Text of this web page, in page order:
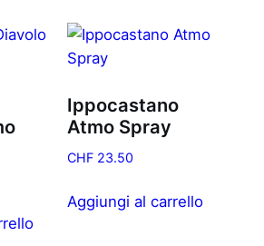
Ippocastano
Atmo Spray
CHF 23.50
Aggiungi al carrello